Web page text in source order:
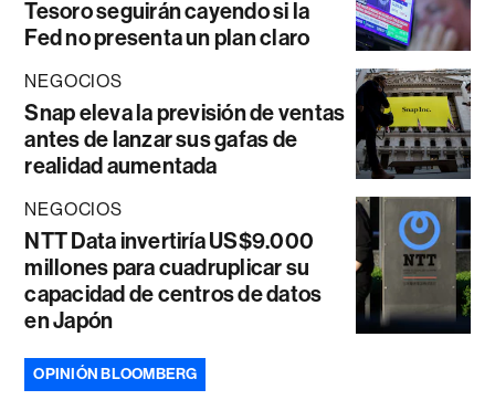
Tesoro seguirán cayendo si la
Fed no presenta un plan claro
NEGOCIOS
Snap eleva la previsión de ventas
antes de lanzar sus gafas de
realidad aumentada
NEGOCIOS
NTT Data invertiría US$9.000
millones para cuadruplicar su
capacidad de centros de datos
en Japón
OPINIÓN BLOOMBERG